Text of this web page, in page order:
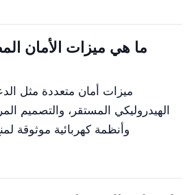
ما هي ميزات الأمان
الهيدروليكي المستقر، والتصميم
وأنظمة كهربائية موثوقة